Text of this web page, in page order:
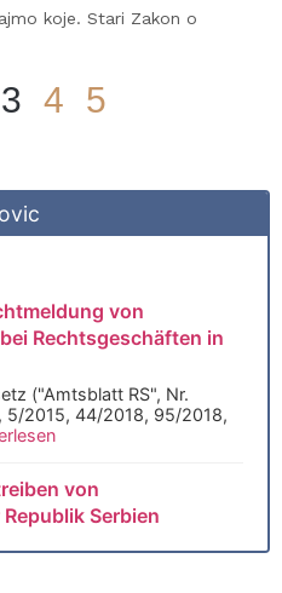
koje. Stari Zakon o
3 4 5
von
Rechtsgeschäften in
("Amtsblatt RS", Nr.
5/2015, 44/2018, 95/2018,
von
Serbien